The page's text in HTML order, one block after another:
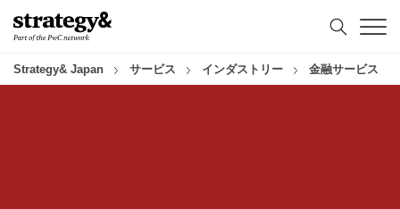
ン
ン
ツ
ッ
ー
へ
Strategy& Japan サービス インダストリー 金融サービス